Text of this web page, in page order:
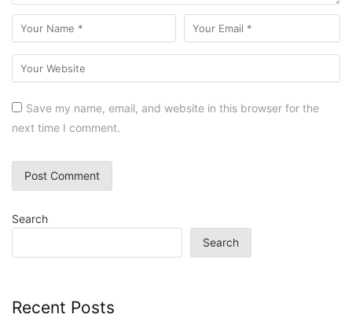
Save my name, email, and website in this browser for the
next time I comment.
Search
Search
Recent Posts